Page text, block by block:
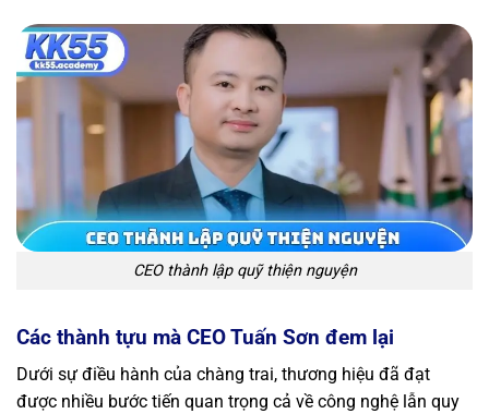
CEO thành lập quỹ thiện nguyện
Các thành tựu mà CEO Tuấn Sơn đem lại
Dưới sự điều hành của chàng trai, thương hiệu đã đạt
được nhiều bước tiến quan trọng cả về công nghệ lẫn quy